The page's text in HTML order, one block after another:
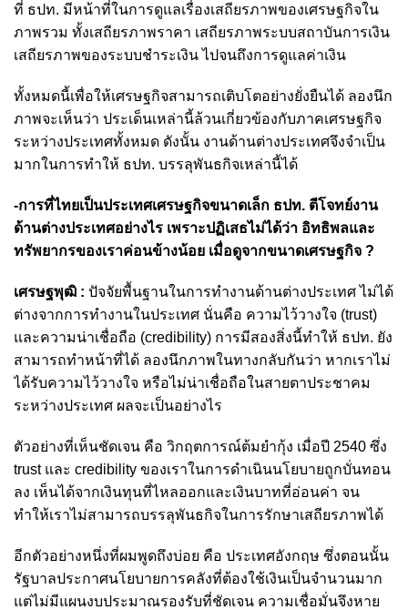
ที่ ธปท. มีหน้าที่ในการดูแลเรื่องเสถียรภาพของเศรษฐกิจใน
ภาพรวม ทั้งเสถียรภาพราคา เสถียรภาพระบบสถาบันการเงิน
เสถียรภาพของระบบชำระเงิน ไปจนถึงการดูแลค่าเงิน
ทั้งหมดนี้เพื่อให้เศรษฐกิจสามารถเติบโตอย่างยั่งยืนได้ ลองนึก
ภาพจะเห็นว่า ประเด็นเหล่านี้ล้วนเกี่ยวข้องกับภาคเศรษฐกิจ
ระหว่างประเทศทั้งหมด ดังนั้น งานด้านต่างประเทศจึงจำเป็น
มากในการทำให้ ธปท. บรรลุพันธกิจเหล่านี้ได้
-การที่ไทยเป็นประเทศเศรษฐกิจขนาดเล็ก ธปท. ตีโจทย์งาน
ด้านต่างประเทศอย่างไร เพราะปฏิเสธไม่ได้ว่า อิทธิพลและ
ทรัพยากรของเราค่อนข้างน้อย เมื่อดูจากขนาดเศรษฐกิจ ?
เศรษฐพุฒิ : ปัจจัยพื้นฐานในการทำงานด้านต่างประเทศ ไม่ได้
ต่างจากการทำงานในประเทศ นั่นคือ ความไว้วางใจ (trust)
และความน่าเชื่อถือ (credibility) การมีสองสิ่งนี้ทำให้ ธปท. ยัง
สามารถทำหน้าที่ได้ ลองนึกภาพในทางกลับกันว่า หากเราไม่
ได้รับความไว้วางใจ หรือไม่น่าเชื่อถือในสายตาประชาคม
ระหว่างประเทศ ผลจะเป็นอย่างไร
ตัวอย่างที่เห็นชัดเจน คือ วิกฤตการณ์ต้มยำกุ้ง เมื่อปี 2540 ซึ่ง
trust และ credibility ของเราในการดำเนินนโยบายถูกบั่นทอน
ลง เห็นได้จากเงินทุนที่ไหลออกและเงินบาทที่อ่อนค่า จน
ทำให้เราไม่สามารถบรรลุพันธกิจในการรักษาเสถียรภาพได้
อีกตัวอย่างหนึ่งที่ผมพูดถึงบ่อย คือ ประเทศอังกฤษ ซึ่งตอนนั้น
รัฐบาลประกาศนโยบายการคลังที่ต้องใช้เงินเป็นจำนวนมาก
แต่ไม่มีแผนงบประมาณรองรับที่ชัดเจน ความเชื่อมั่นจึงหาย